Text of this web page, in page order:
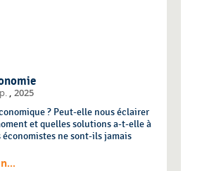
, 2025
? Peut-elle nous éclairer
et quelles solutions a-t-elle à
économistes ne sont-ils jamais